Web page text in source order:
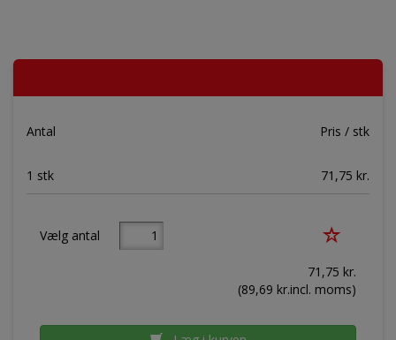
Antal Pris / stk
1 stk 71,75 kr.
Vælg antal
71,75 kr.
(89,69 kr.incl. moms)